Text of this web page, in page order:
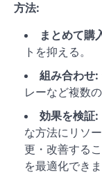
方法:
まとめて購
トを抑える。
組み合わせ:
レーなど複数
効果を検証:
な方法にリソ
更・改善する
を最適化できま